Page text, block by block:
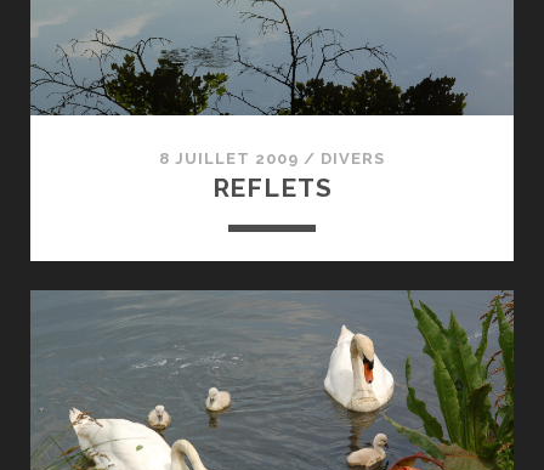
8 JUILLET 2009 / DIVERS
REFLETS